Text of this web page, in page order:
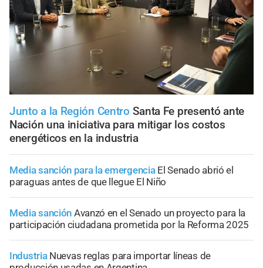
Junto a la Región Centro Santa Fe presentó ante
Nación una iniciativa para mitigar los costos
energéticos en la industria
Media sanción para la emergencia El Senado abrió el
paraguas antes de que llegue El Niño
Media sanción Avanzó en el Senado un proyecto para la
participación ciudadana prometida por la Reforma 2025
Industria Nuevas reglas para importar líneas de